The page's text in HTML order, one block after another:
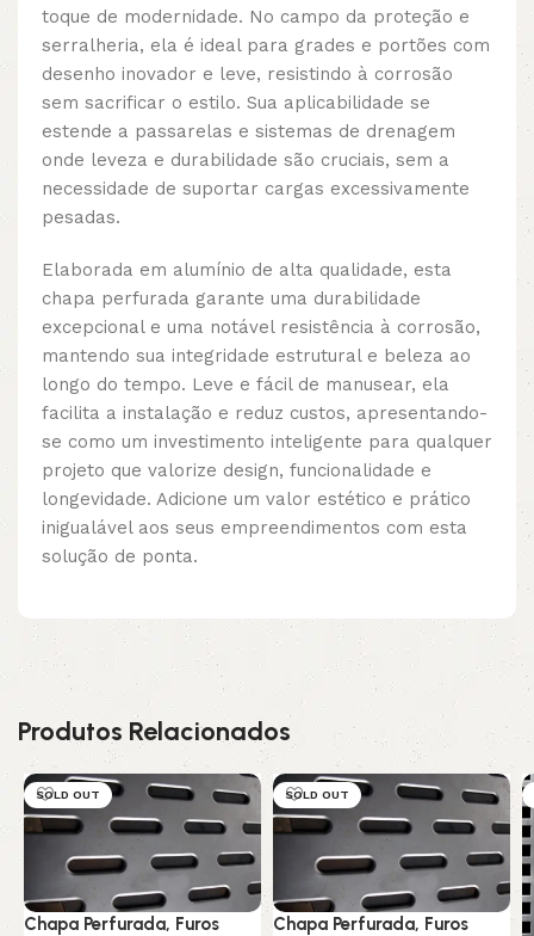
toque de modernidade. No campo da proteção e
serralheria, ela é ideal para grades e portões com
desenho inovador e leve, resistindo à corrosão
sem sacrificar o estilo. Sua aplicabilidade se
estende a passarelas e sistemas de drenagem
onde leveza e durabilidade são cruciais, sem a
necessidade de suportar cargas excessivamente
pesadas.
Elaborada em alumínio de alta qualidade, esta
chapa perfurada garante uma durabilidade
excepcional e uma notável resistência à corrosão,
mantendo sua integridade estrutural e beleza ao
longo do tempo. Leve e fácil de manusear, ela
facilita a instalação e reduz custos, apresentando-
se como um investimento inteligente para qualquer
projeto que valorize design, funcionalidade e
longevidade. Adicione um valor estético e prático
inigualável aos seus empreendimentos com esta
solução de ponta.
Produtos Relacionados
SOLD OUT
Chapa Perfurada, Furos
SOLD OUT
Chapa Perfurada, Furos